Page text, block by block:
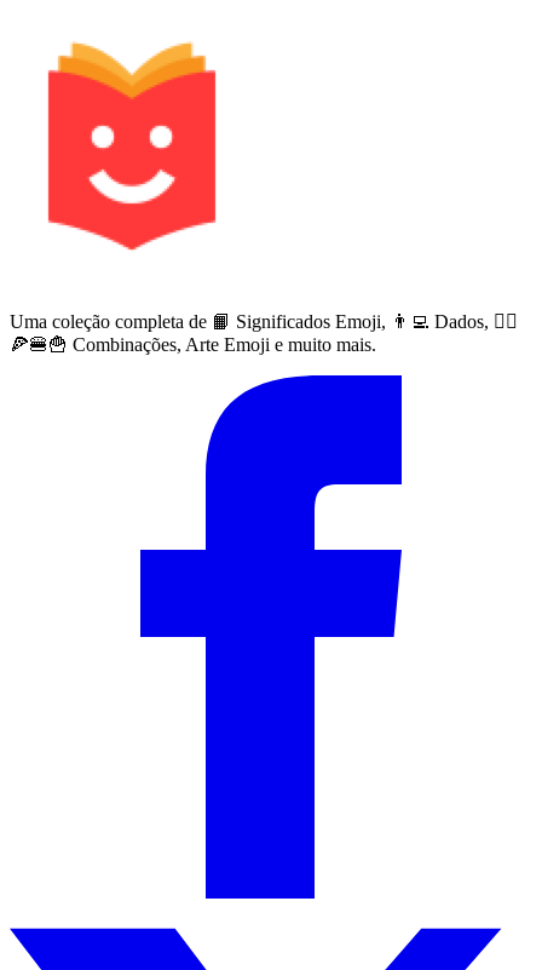
Uma coleção completa de 📙 Significados Emoji, 👨‍💻 Dados, 🙅‍♀️
🍕🍔🍟 Combinações, Arte Emoji e muito mais.